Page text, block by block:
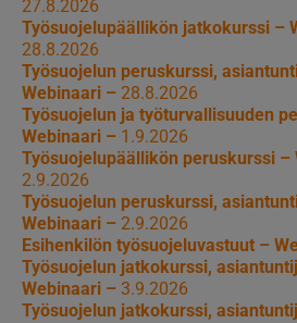
27.8.2026
Työsuojelupäällikön jatkokurssi –
28.8.2026
Työsuojelun peruskurssi,
Webinaari – 28.8.2026
Työsuojelun ja työturvallisuuden
Webinaari – 1.9.2026
Työsuojelupäällikön peruskurssi –
2.9.2026
Työsuojelun peruskurssi,
Webinaari – 2.9.2026
Esihenkilön työsuojeluvastuut –
Työsuojelun jatkokurssi,
Webinaari – 3.9.2026
Työsuojelun jatkokurssi,